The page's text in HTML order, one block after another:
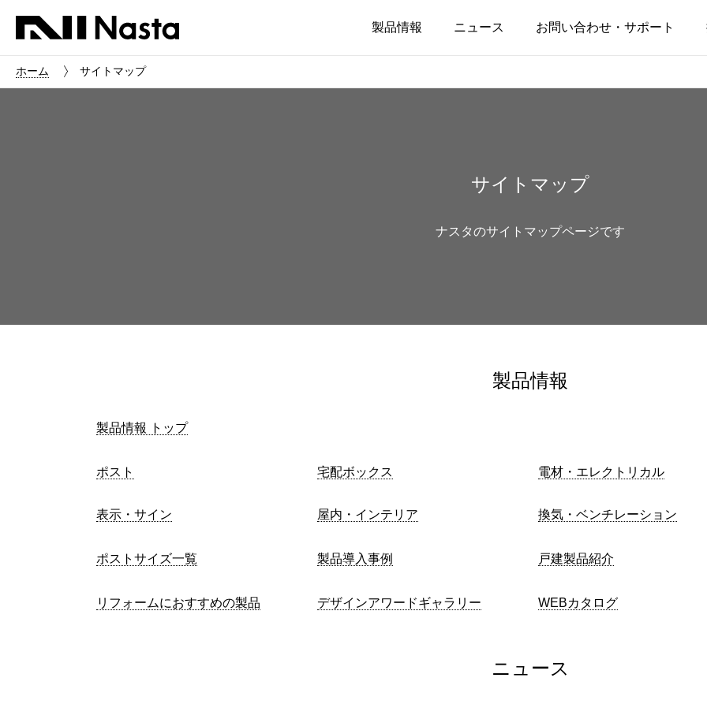
製品情報 ニュース お問い合わせ・サポート
ホーム サイトマップ
サイトマップ
ナスタのサイトマップページです
製品情報
製品情報 トップ
ポスト 宅配ボックス 電材・エレクトリカル
表示・サイン 屋内・インテリア 換気・ベンチレーション
ポストサイズ一覧 製品導入事例 戸建製品紹介
リフォームにおすすめの製品 デザインアワードギャラリー WEBカタログ
ニュース